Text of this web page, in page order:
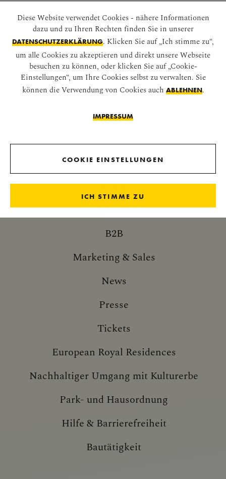
APP HERUNTERLADEN
IMPERIALE NEUIGKEITEN
NEWSLETTER
WEITERE INFORMATIONEN
B2B
Marketing & Sales
News
Presse
Tickets
European Royal Residences
Nachhaltiger Umgang mit Kulturerbe
Park- und Hausordnung
Hilfe & Barrierefreiheit
Bautätigkeit
Diese Website verwendet Cookies - nähere Informationen
dazu und zu Ihren Rechten finden Sie in unserer
DATENSCHUTZERKLÄRUNG. Klicken Sie auf „Ich stimme zu“,
um alle Cookies zu akzeptieren und direkt unsere Webseite
besuchen zu können, oder klicken Sie auf „Cookie-
Einstellungen“, um Ihre Cookies selbst zu verwalten. Sie
können die Verwendung von Cookies auch ABLEHNEN.
IMPRESSUM
COOKIE EINSTELLUNGEN
ICH STIMME ZU